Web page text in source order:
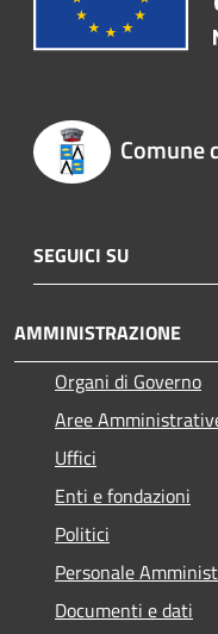
Comune
SEGUICI SU
AMMINISTRAZIONE
Organi di Governo
Aree
Uffici
Enti e fondazioni
Politici
Personale
Documenti e dati